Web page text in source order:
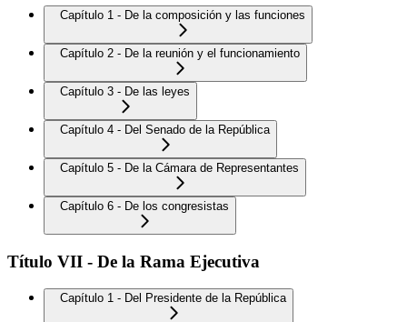
Capítulo 1 - De la composición y las funciones
Capítulo 2 - De la reunión y el funcionamiento
Capítulo 3 - De las leyes
Capítulo 4 - Del Senado de la República
Capítulo 5 - De la Cámara de Representantes
Capítulo 6 - De los congresistas
Título VII - De la Rama Ejecutiva
Capítulo 1 - Del Presidente de la República